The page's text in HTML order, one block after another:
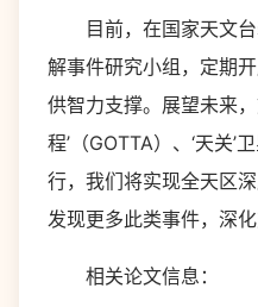
目前，在国家天文台
解事件研究小组，定期
供智力支撑。展望未来
程’（GOTTA）、‘天关’
行，我们将实现全天区
发现更多此类事件，深
相关论文信息：